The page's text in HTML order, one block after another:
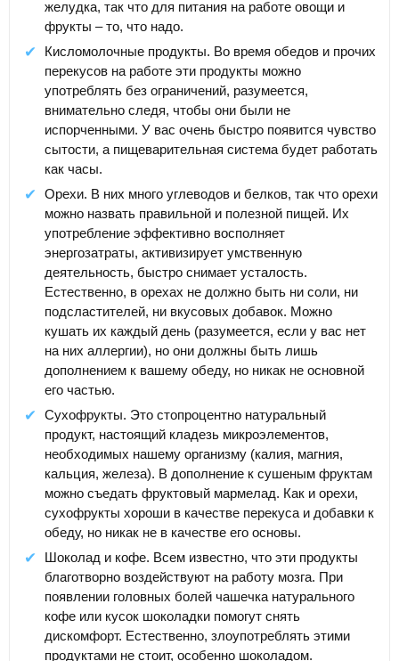
желудка, так что для питания на работе овощи и
фрукты – то, что надо.
Кисломолочные продукты. Во время обедов и прочих
перекусов на работе эти продукты можно
употреблять без ограничений, разумеется,
внимательно следя, чтобы они были не
испорченными. У вас очень быстро появится чувство
сытости, а пищеварительная система будет работать
как часы.
Орехи. В них много углеводов и белков, так что орехи
можно назвать правильной и полезной пищей. Их
употребление эффективно восполняет
энергозатраты, активизирует умственную
деятельность, быстро снимает усталость.
Естественно, в орехах не должно быть ни соли, ни
подсластителей, ни вкусовых добавок. Можно
кушать их каждый день (разумеется, если у вас нет
на них аллергии), но они должны быть лишь
дополнением к вашему обеду, но никак не основной
его частью.
Сухофрукты. Это стопроцентно натуральный
продукт, настоящий кладезь микроэлементов,
необходимых нашему организму (калия, магния,
кальция, железа). В дополнение к сушеным фруктам
можно съедать фруктовый мармелад. Как и орехи,
сухофрукты хороши в качестве перекуса и добавки к
обеду, но никак не в качестве его основы.
Шоколад и кофе. Всем известно, что эти продукты
благотворно воздействуют на работу мозга. При
появлении головных болей чашечка натурального
кофе или кусок шоколадки помогут снять
дискомфорт. Естественно, злоупотреблять этими
продуктами не стоит, особенно шоколадом.